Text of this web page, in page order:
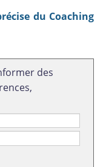
du Coaching
des